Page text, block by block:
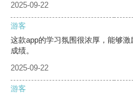
2025-09-22
游客
这款app的学习氛围很浓厚，能够
成绩。
2025-09-22
游客